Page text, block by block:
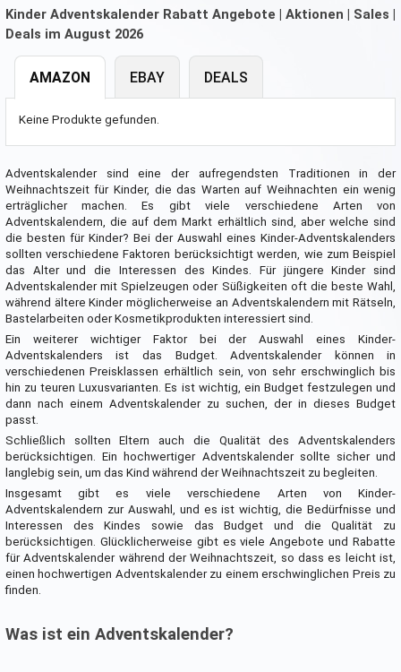
Kinder Adventskalender Rabatt Angebote | Aktionen | Sales |
Deals im August 2026
AMAZON
Keine Produkte gefunden.
EBAY DEALS
Adventskalender sind eine der aufregendsten Traditionen in der
Weihnachtszeit für Kinder, die das Warten auf Weihnachten ein wenig
erträglicher machen. Es gibt viele verschiedene Arten von
Adventskalendern, die auf dem Markt erhältlich sind, aber welche sind
die besten für Kinder? Bei der Auswahl eines Kinder-Adventskalenders
sollten verschiedene Faktoren berücksichtigt werden, wie zum Beispiel
das Alter und die Interessen des Kindes. Für jüngere Kinder sind
Adventskalender mit Spielzeugen oder Süßigkeiten oft die beste Wahl,
während ältere Kinder möglicherweise an Adventskalendern mit Rätseln,
Bastelarbeiten oder Kosmetikprodukten interessiert sind.
Ein weiterer wichtiger Faktor bei der Auswahl eines Kinder-
Adventskalenders ist das Budget. Adventskalender können in
verschiedenen Preisklassen erhältlich sein, von sehr erschwinglich bis
hin zu teuren Luxusvarianten. Es ist wichtig, ein Budget festzulegen und
dann nach einem Adventskalender zu suchen, der in dieses Budget
passt.
Schließlich sollten Eltern auch die Qualität des Adventskalenders
berücksichtigen. Ein hochwertiger Adventskalender sollte sicher und
langlebig sein, um das Kind während der Weihnachtszeit zu begleiten.
Insgesamt gibt es viele verschiedene Arten von Kinder-
Adventskalendern zur Auswahl, und es ist wichtig, die Bedürfnisse und
Interessen des Kindes sowie das Budget und die Qualität zu
berücksichtigen. Glücklicherweise gibt es viele Angebote und Rabatte
für Adventskalender während der Weihnachtszeit, so dass es leicht ist,
einen hochwertigen Adventskalender zu einem erschwinglichen Preis zu
finden.
Was ist ein Adventskalender?